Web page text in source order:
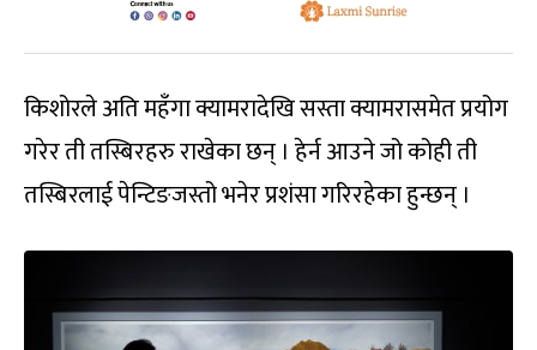
किशोरले अति महँगा क्यामरादेखि सस्ता क्यामरासमेत प्रयोग
गरेर ती तस्बिरहरु राखेका छन् । हेर्न आउने जो कोही ती
तस्बिरलाई पेन्टिङजस्तो भनेर प्रशंसा गरिरहेका हुन्छन् ।